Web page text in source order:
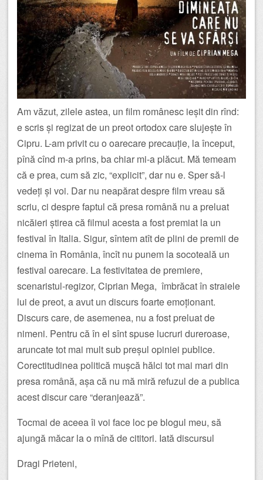
Am văzut, zilele astea, un film românesc ieșit din rînd:
e scris și regizat de un preot ortodox care slujește în
Cipru. L-am privit cu o oarecare precauție, la început,
pînă cînd m-a prins, ba chiar mi-a plăcut. Mă temeam
că e prea, cum să zic, “explicit”, dar nu e. Sper să-l
vedeți și voi. Dar nu neapărat despre film vreau să
scriu, ci despre faptul că presa română nu a preluat
nicăieri știrea că filmul acesta a fost premiat la un
festival în Italia. Sigur, sîntem atît de plini de premii de
cinema în România, încît nu punem la socoteală un
festival oarecare. La festivitatea de premiere,
scenaristul-regizor, Ciprian Mega, îmbrăcat în straiele
lui de preot, a avut un discurs foarte emoționant.
Discurs care, de asemenea, nu a fost preluat de
nimeni. Pentru că în el sînt spuse lucruri dureroase,
aruncate tot mai mult sub preșul opiniei publice.
Corectitudinea politică mușcă hălci tot mai mari din
presa română, așa că nu mă miră refuzul de a publica
acest discur care “deranjează”.
Tocmai de aceea îi voi face loc pe blogul meu, să
ajungă măcar la o mînă de cititori. Iată discursul
Dragi Prieteni,